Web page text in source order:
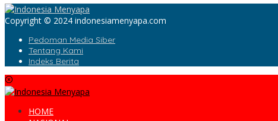
Copyright © 2024 indonesiamenyapa.com
Pedoman Media Siber
Tentang Kami
Indeks Berita
HOME